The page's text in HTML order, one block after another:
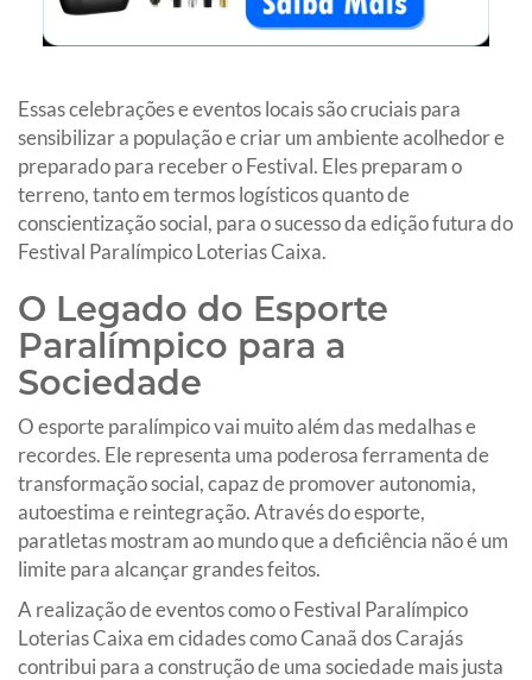
Essas celebrações e eventos locais são cruciais para
sensibilizar a população e criar um ambiente acolhedor e
preparado para receber o Festival. Eles preparam o
terreno, tanto em termos logísticos quanto de
conscientização social, para o sucesso da edição futura do
Festival Paralímpico Loterias Caixa.
O Legado do Esporte
Paralímpico para a
Sociedade
O esporte paralímpico vai muito além das medalhas e
recordes. Ele representa uma poderosa ferramenta de
transformação social, capaz de promover autonomia,
autoestima e reintegração. Através do esporte,
paratletas mostram ao mundo que a deficiência não é um
limite para alcançar grandes feitos.
A realização de eventos como o Festival Paralímpico
Loterias Caixa em cidades como Canaã dos Carajás
contribui para a construção de uma sociedade mais justa